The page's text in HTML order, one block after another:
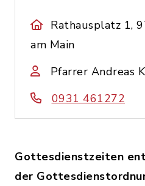
Rathausplatz 1,
am Main
Pfarrer Andreas
0931 461272
Gottesdienstzeiten
der